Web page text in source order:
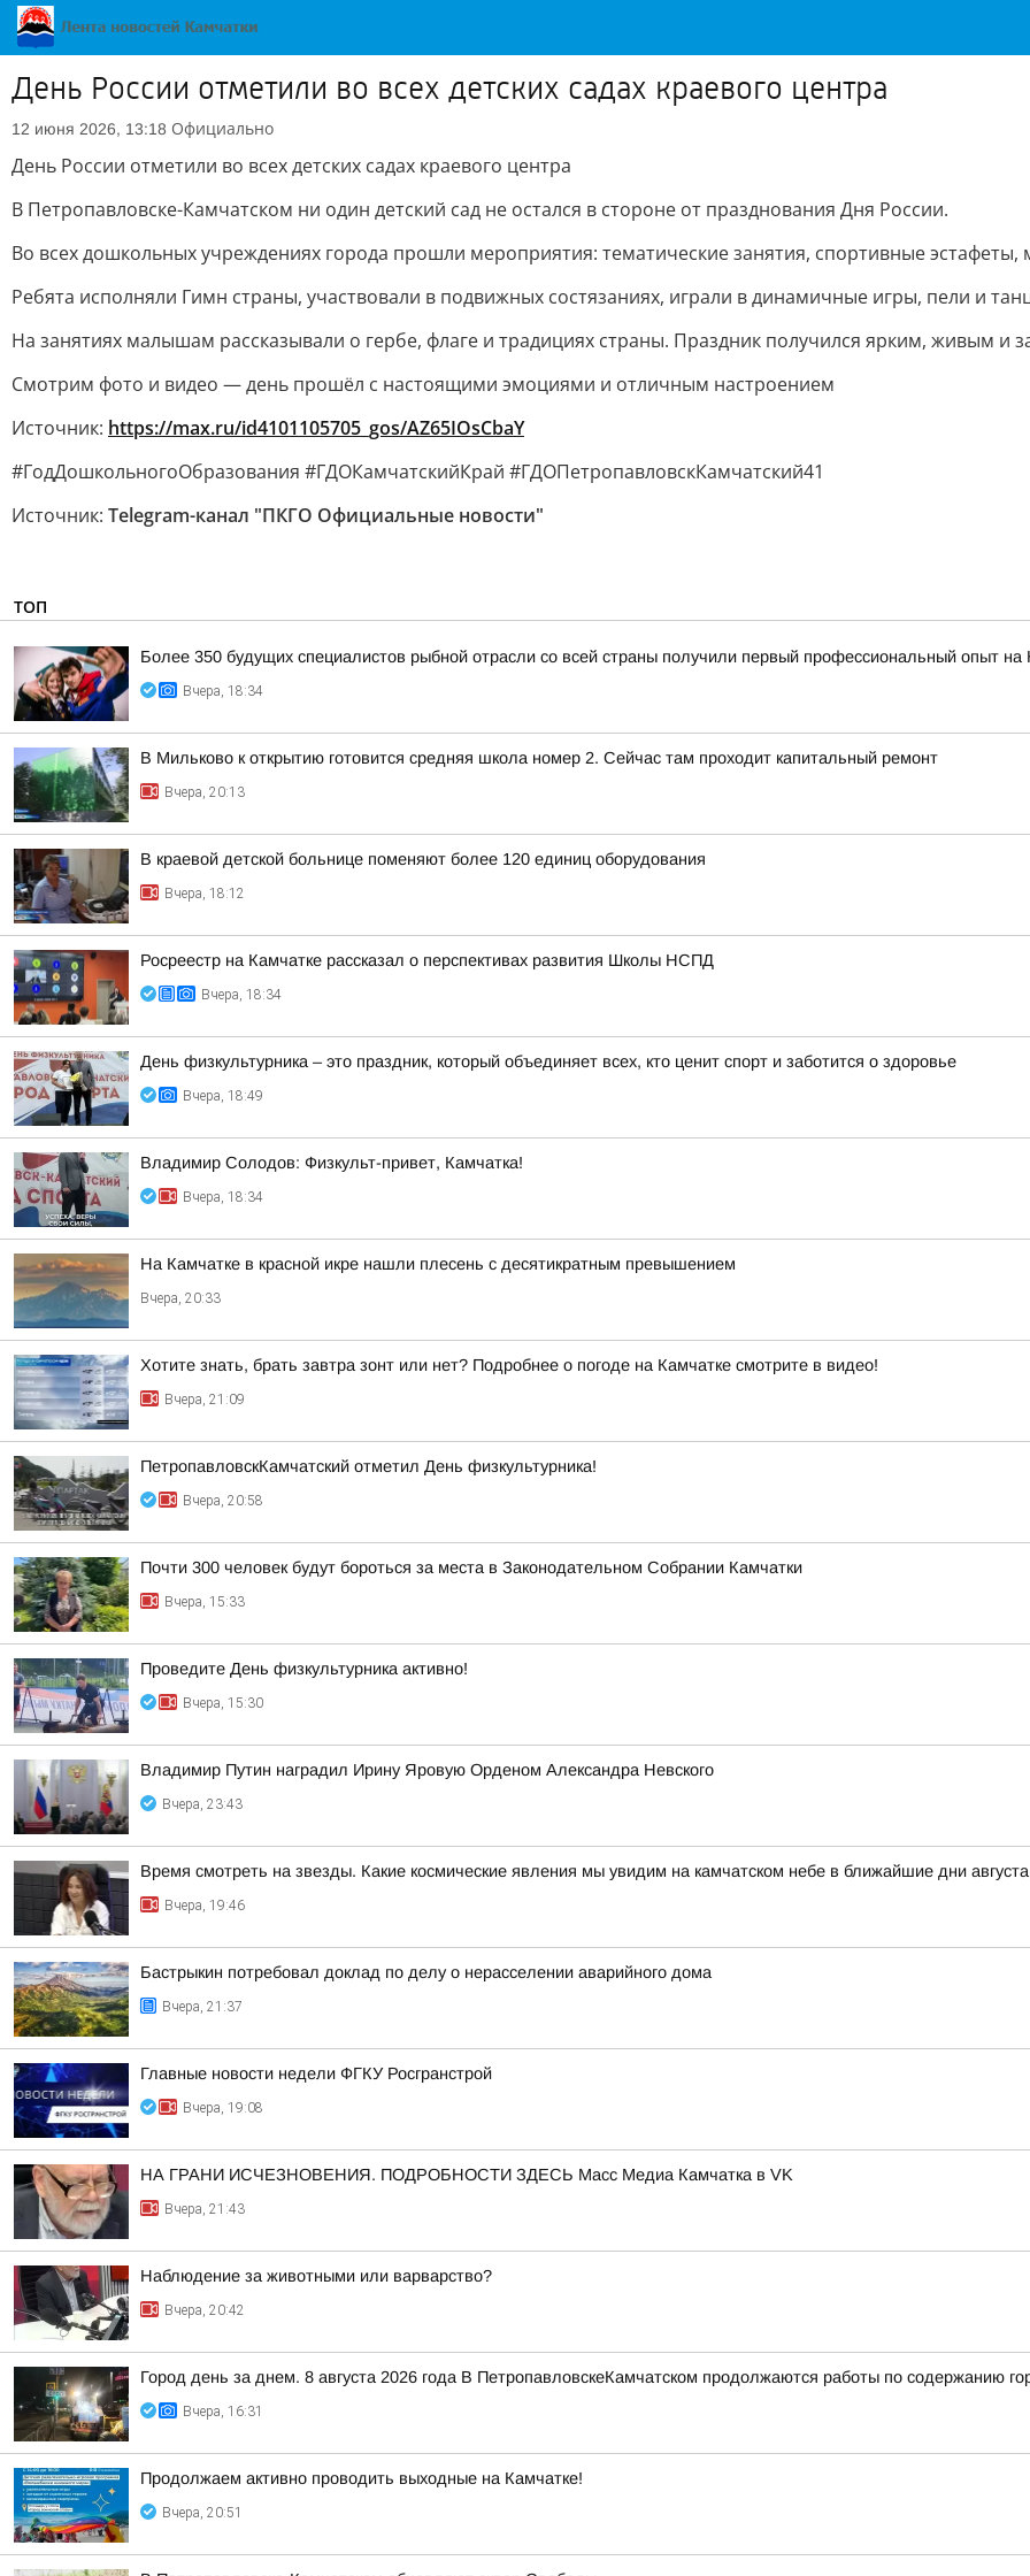
День России отметили во всех детских садах краевого центра
12 июня 2026, 13:18 Официально
День России отметили во всех детских садах краевого центра
В Петропавловске-Камчатском ни один детский сад не остался в стороне от празднования Дня России.
Во всех дошкольных учреждениях города прошли мероприятия: тематические занятия, спортивные
Ребята исполняли Гимн страны, участвовали в подвижных состязаниях, играли в динамичные игры, пели и
На занятиях малышам рассказывали о гербе, флаге и традициях страны. Праздник получился ярким, живым и
Смотрим фото и видео — день прошёл с настоящими эмоциями и отличным настроением
Источник: https://max.ru/id4101105705_gos/AZ65IOsCbaY
#ГодДошкольногоОбразования #ГДОКамчатскийКрай #ГДОПетропавловскКамчатский41
Источник: Telegram-канал "ПКГО Официальные новости"
ТОП
Более 350 будущих специалистов рыбной отрасли со всей страны получили первый профессиональный опыт на
Вчера, 18:34
В Мильково к открытию готовится средняя школа номер 2. Сейчас там проходит капитальный ремонт
Вчера, 20:13
В краевой детской больнице поменяют более 120 единиц оборудования
Вчера, 18:12
Росреестр на Камчатке рассказал о перспективах развития Школы НСПД
Вчера, 18:34
День физкультурника – это праздник, который объединяет всех, кто ценит спорт и заботится о здоровье
Вчера, 18:49
Владимир Солодов: Физкульт-привет, Камчатка!
Вчера, 18:34
На Камчатке в красной икре нашли плесень с десятикратным превышением
Вчера, 20:33
Хотите знать, брать завтра зонт или нет? Подробнее о погоде на Камчатке смотрите в видео!
Вчера, 21:09
ПетропавловскКамчатский отметил День физкультурника!
Вчера, 20:58
Почти 300 человек будут бороться за места в Законодательном Собрании Камчатки
Вчера, 15:33
Проведите День физкультурника активно!
Вчера, 15:30
Владимир Путин наградил Ирину Яровую Орденом Александра Невского
Вчера, 23:43
Время смотреть на звезды. Какие космические явления мы увидим на камчатском небе в ближайшие дни
Вчера, 19:46
Бастрыкин потребовал доклад по делу о нерасселении аварийного дома
Вчера, 21:37
Главные новости недели ФГКУ Росгранстрой
Вчера, 19:08
НА ГРАНИ ИСЧЕЗНОВЕНИЯ. ПОДРОБНОСТИ ЗДЕСЬ Масс Медиа Камчатка в VK
Вчера, 21:43
Наблюдение за животными или варварство?
Вчера, 20:42
Город день за днем. 8 августа 2026 года В ПетропавловскеКамчатском продолжаются работы по содержанию
Вчера, 16:31
Продолжаем активно проводить выходные на Камчатке!
Вчера, 20:51